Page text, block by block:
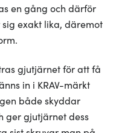
en gång och därför
exakt lika, däremot
gjutjärnet för att få
in i KRAV-märkt
både skyddar
ger gjutjärnet dess